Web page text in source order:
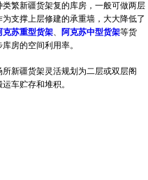
类繁新疆货架复的库房，一般可做两层
支撑上层修建的承重墙，大大降低了
克苏重型货架、 阿克苏中型货架等货
房的空间利用率。
所新疆货架灵活规划为二层或双层阁
车贮存和堆积。